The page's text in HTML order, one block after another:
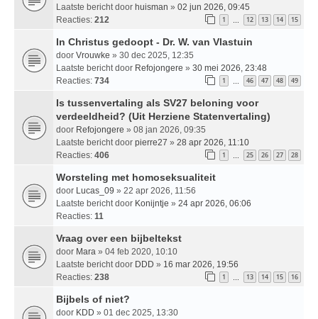
Laatste bericht door huisman » 02 jun 2026, 09:45
Reacties: 212 1 … 12 13 14 15
In Christus gedoopt - Dr. W. van Vlastuin
door Vrouwke » 30 dec 2025, 12:35
Laatste bericht door Refojongere » 30 mei 2026, 23:48
Reacties: 734 1 … 46 47 48 49
Is tussenvertaling als SV27 beloning voor
verdeeldheid? (Uit Herziene Statenvertaling)
door Refojongere » 08 jan 2026, 09:35
Laatste bericht door pierre27 » 28 apr 2026, 11:10
Reacties: 406 1 … 25 26 27 28
Worsteling met homoseksualiteit
door Lucas_09 » 22 apr 2026, 11:56
Laatste bericht door Konijntje » 24 apr 2026, 06:06
Reacties: 11
Vraag over een bijbeltekst
door Mara » 04 feb 2020, 10:10
Laatste bericht door DDD » 16 mar 2026, 19:56
Reacties: 238 1 … 13 14 15 16
Bijbels of niet?
door KDD » 01 dec 2025, 13:30